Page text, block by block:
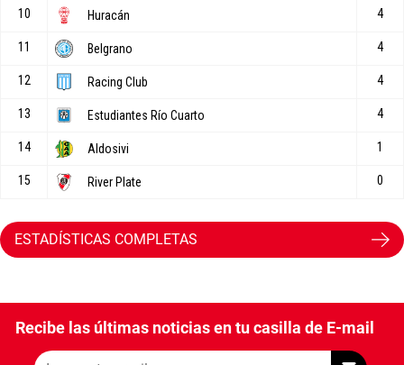
ESTADÍSTICAS COMPLETAS
Recibe las últimas noticias en tu casilla de E-mail